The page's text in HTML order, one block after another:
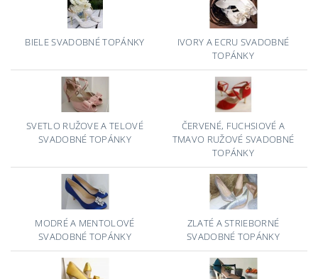
BIELE SVADOBNÉ TOPÁNKY
IVORY A ECRU SVADOBNÉ
TOPÁNKY
SVETLO RUŽOVE A TELOVÉ
SVADOBNÉ TOPÁNKY
ČERVENÉ, FUCHSIOVÉ A
TMAVO RUŽOVÉ SVADOBNÉ
TOPÁNKY
MODRÉ A MENTOLOVÉ
SVADOBNÉ TOPÁNKY
ZLATÉ A STRIEBORNÉ
SVADOBNÉ TOPÁNKY